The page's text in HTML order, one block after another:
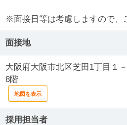
※面接日等は考慮しますので
面接地
大阪府大阪市北区芝田1丁目１
8階
地図を表示
採用担当者